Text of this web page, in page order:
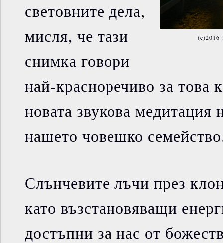
(c)2016
световните дела,
мисля, че тази
снимка говори
най-красноречиво за това
новата звукова медитация
нашето човешко
Слънчевите лъчи през
като възстановяващи
достъпни за нас от